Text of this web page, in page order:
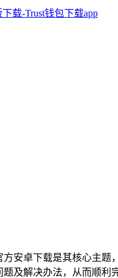
安卓下载是其核心主
及解决办法，从而顺利